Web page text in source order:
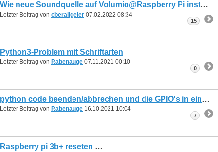
Wie neue Soundquelle auf Volumio@Raspberry Pi installieren
Letzter Beitrag von oberallgeier 07.02.2022 08:34
15
Python3-Problem mit Schriftarten
Letzter Beitrag von Rabenauge 07.11.2021 00:10
0
python code beenden/abbrechen und die GPIO's in einen neutralen zustand versetzen
Letzter Beitrag von Rabenauge 16.10.2021 10:04
7
Raspberry pi 3b+ reseten